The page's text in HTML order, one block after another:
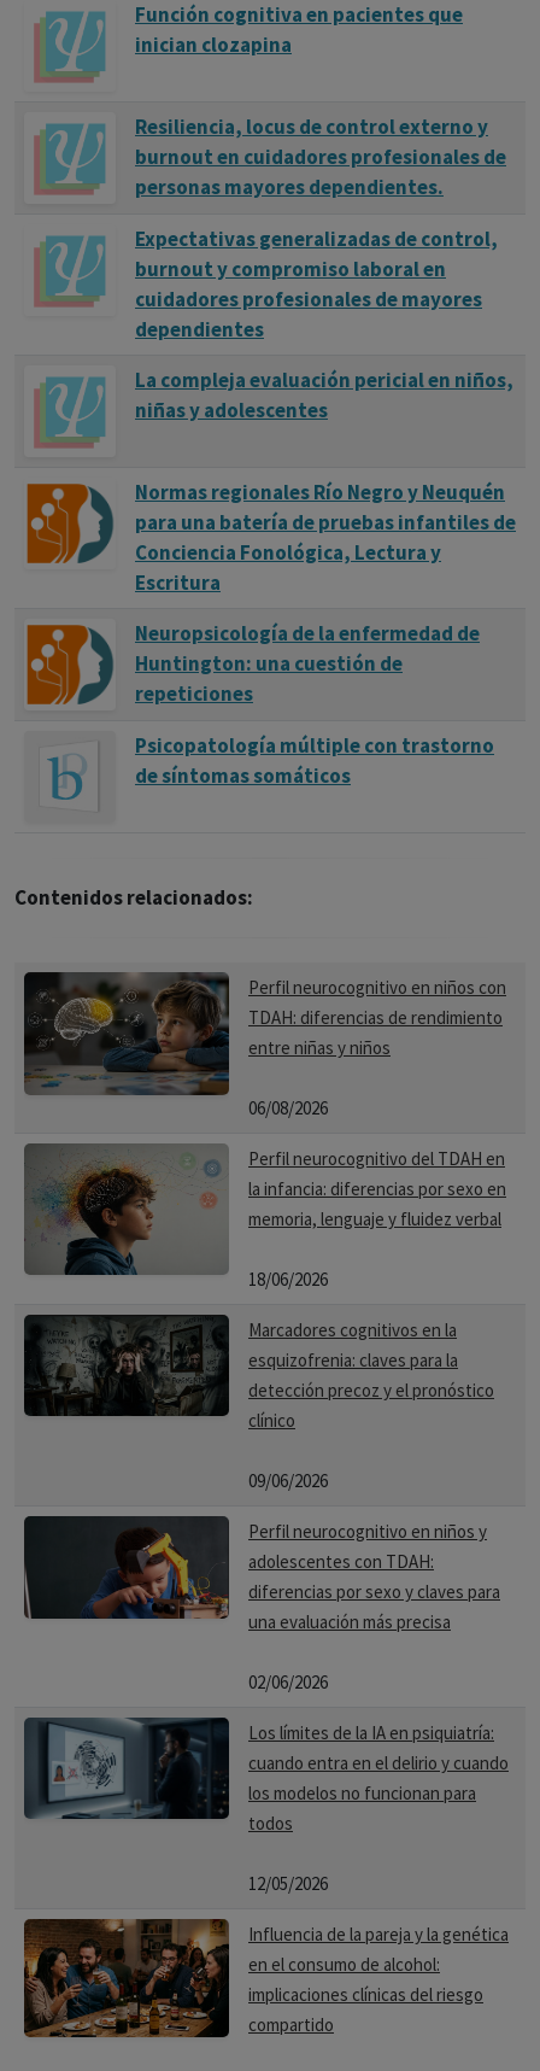
Función cognitiva en pacientes que
inician clozapina
Resiliencia, locus de control externo y
burnout en cuidadores profesionales de
personas mayores dependientes.
Expectativas generalizadas de control,
burnout y compromiso laboral en
cuidadores profesionales de mayores
dependientes
La compleja evaluación pericial en niños,
niñas y adolescentes
Normas regionales Río Negro y Neuquén
para una batería de pruebas infantiles de
Conciencia Fonológica, Lectura y
Escritura
Neuropsicología de la enfermedad de
Huntington: una cuestión de
repeticiones
Psicopatología múltiple con trastorno
de síntomas somáticos
Contenidos relacionados:
Perfil neurocognitivo en niños con
TDAH: diferencias de rendimiento
entre niñas y niños
06/08/2026
Perfil neurocognitivo del TDAH en
la infancia: diferencias por sexo en
memoria, lenguaje y fluidez verbal
18/06/2026
Marcadores cognitivos en la
esquizofrenia: claves para la
detección precoz y el pronóstico
clínico
09/06/2026
Perfil neurocognitivo en niños y
adolescentes con TDAH:
diferencias por sexo y claves para
una evaluación más precisa
02/06/2026
Los límites de la IA en psiquiatría:
cuando entra en el delirio y cuando
los modelos no funcionan para
todos
12/05/2026
Influencia de la pareja y la genética
en el consumo de alcohol:
implicaciones clínicas del riesgo
compartido